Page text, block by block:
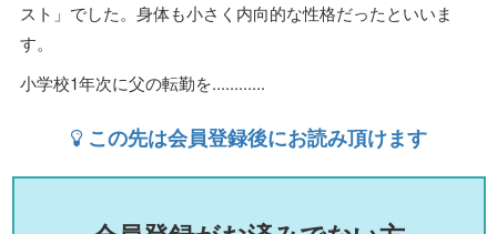
スト」でした。身体も小さく内向的な性格だったといいま
す。
小学校1年次に父の転勤を............
この先は会員登録後にお読み頂けます